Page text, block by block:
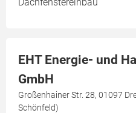
EHT Energie- und
GmbH
Großenhainer Str. 28, 01097
Schönfeld)